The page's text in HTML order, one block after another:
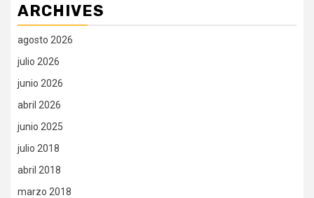
ARCHIVES
agosto 2026
julio 2026
junio 2026
abril 2026
junio 2025
julio 2018
abril 2018
marzo 2018